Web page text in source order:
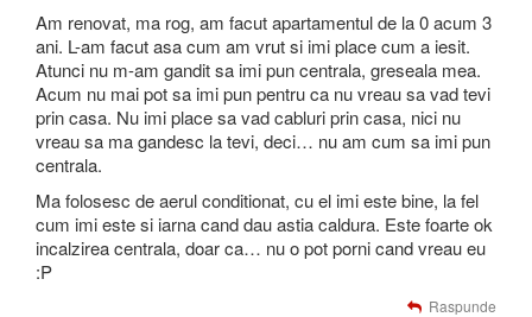
Am renovat, ma rog, am facut apartamentul de la 0 acum 3
ani. L-am facut asa cum am vrut si imi place cum a iesit.
Atunci nu m-am gandit sa imi pun centrala, greseala mea.
Acum nu mai pot sa imi pun pentru ca nu vreau sa vad tevi
prin casa. Nu imi place sa vad cabluri prin casa, nici nu
vreau sa ma gandesc la tevi, deci… nu am cum sa imi pun
centrala.
Ma folosesc de aerul conditionat, cu el imi este bine, la fel
cum imi este si iarna cand dau astia caldura. Este foarte ok
incalzirea centrala, doar ca… nu o pot porni cand vreau eu
:P
Raspunde